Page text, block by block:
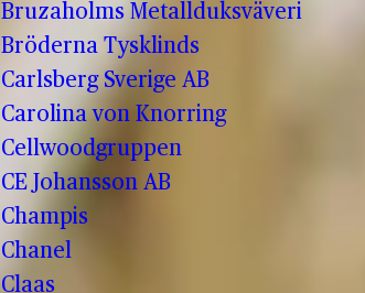
Bruzaholms Metallduksväveri
Bröderna Tysklinds
Carlsberg Sverige AB
Carolina von Knorring
Cellwoodgruppen
CE Johansson AB
Champis
Chanel
Claas